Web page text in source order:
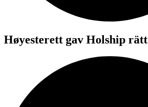
Høyesterett gav Holship rätt